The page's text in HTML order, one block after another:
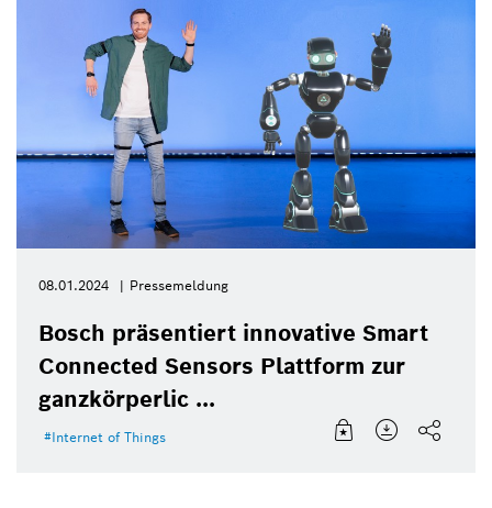
08.01.2024 Pressemeldung
Bosch präsentiert innovative Smart
Connected Sensors Plattform zur
ganzkörperlic ...
Internet of Things